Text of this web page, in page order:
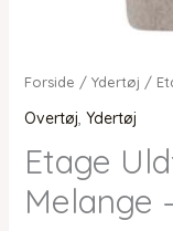
Forside / Ydertøj /
Overtøj, Ydertøj
Etage
Melange